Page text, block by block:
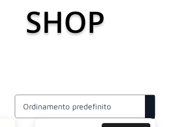
SHOP